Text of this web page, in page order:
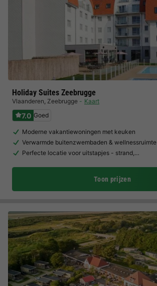
Holiday Suites Zeebrugge
Vlaanderen, Zeebrugge Kaart
7.0 Goed
Moderne vakantiewoningen met keuken
Verwarmde buitenzwembaden & wellnessruimte
Perfecte locatie voor uitstapjes - strand,…
Toon prijzen